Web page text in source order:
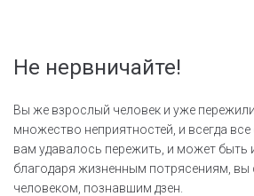
Не нервничайте!
Вы же взрослый человек и уже
множество неприятностей, и всегда
вам удавалось пережить, и может быть
благодаря жизненным потрясениям, вы
человеком, познавшим дзен.